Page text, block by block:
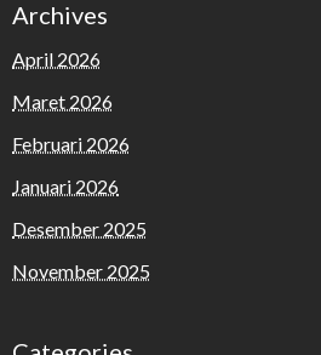
Archives
April 2026
Maret 2026
Februari 2026
Januari 2026
Desember 2025
November 2025